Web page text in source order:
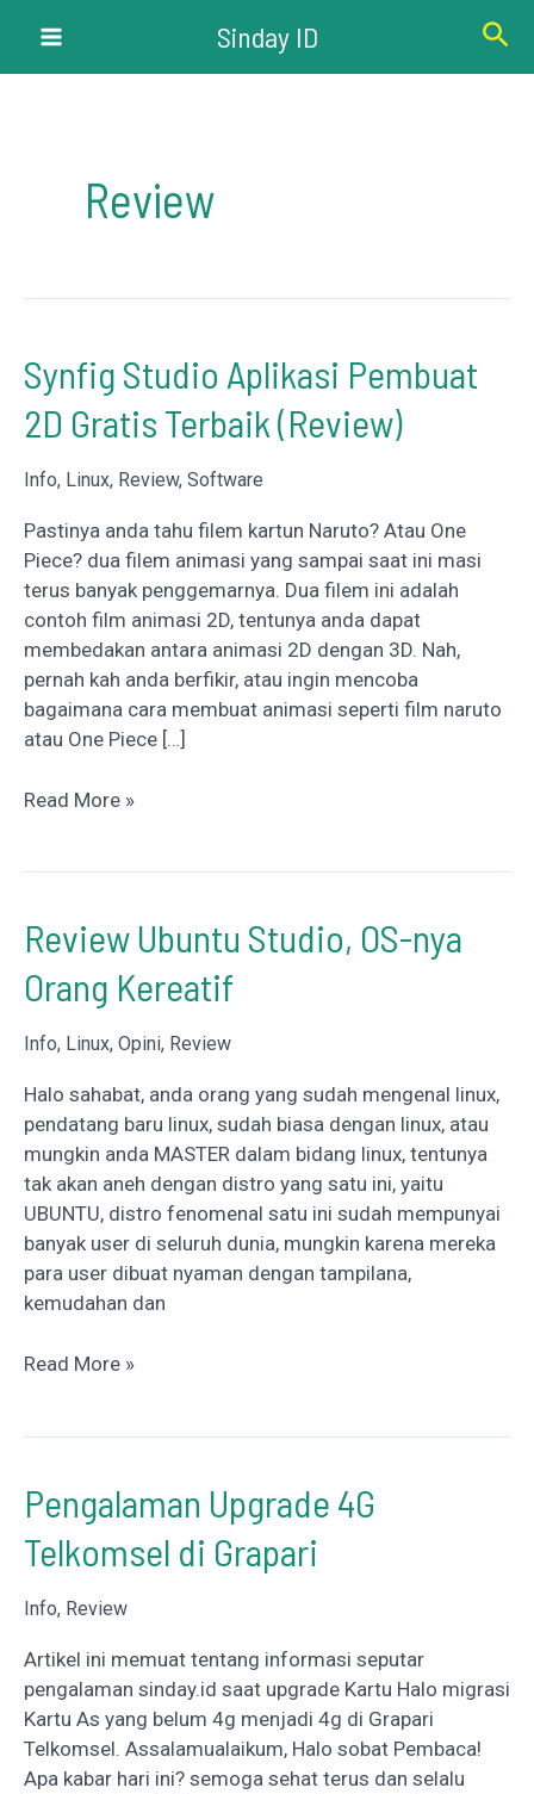
konten
Sinday ID Cari
Review
Synfig Studio Aplikasi Pembuat
2D Gratis Terbaik (Review)
Info, Linux, Review, Software
Pastinya anda tahu filem kartun Naruto? Atau One
Piece? dua filem animasi yang sampai saat ini masi
terus banyak penggemarnya. Dua filem ini adalah
contoh film animasi 2D, tentunya anda dapat
membedakan antara animasi 2D dengan 3D. Nah,
pernah kah anda berfikir, atau ingin mencoba
bagaimana cara membuat animasi seperti film naruto
atau One Piece […]
Synfig
Gratis
Terbaik
(Review)
Read More »
Review Ubuntu Studio, OS-nya
Orang Kereatif
Info, Linux, Opini, Review
Halo sahabat, anda orang yang sudah mengenal linux,
pendatang baru linux, sudah biasa dengan linux, atau
mungkin anda MASTER dalam bidang linux, tentunya
tak akan aneh dengan distro yang satu ini, yaitu
UBUNTU, distro fenomenal satu ini sudah mempunyai
banyak user di seluruh dunia, mungkin karena mereka
para user dibuat nyaman dengan tampilana,
kemudahan dan
Review
Orang
Kereatif
Read More »
Pengalaman Upgrade 4G
Telkomsel di Grapari
Info, Review
Artikel ini memuat tentang informasi seputar
pengalaman sinday.id saat upgrade Kartu Halo migrasi
Kartu As yang belum 4g menjadi 4g di Grapari
Telkomsel. Assalamualaikum, Halo sobat Pembaca!
Apa kabar hari ini? semoga sehat terus dan selalu